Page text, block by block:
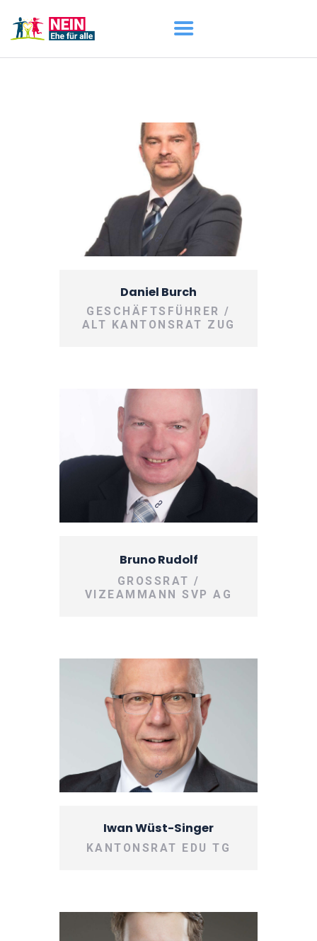
DARUM GEHT ES
Daniel Burch
GESCHÄFTSFÜHRER /
ALT KANTONSRAT ZUG
Bruno Rudolf
GROSSRAT /
VIZEAMMANN SVP AG
Iwan Wüst-Singer
KANTONSRAT EDU TG